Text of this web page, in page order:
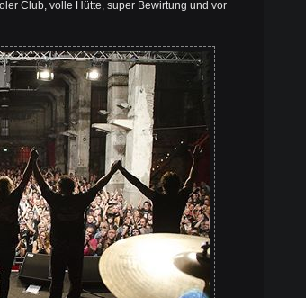
Club, volle Hütte, super Bewirtung und vor